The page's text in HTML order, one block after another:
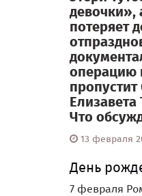
девочки»,
потеряет
операцию
Что
13 февраля
День
7 февраля